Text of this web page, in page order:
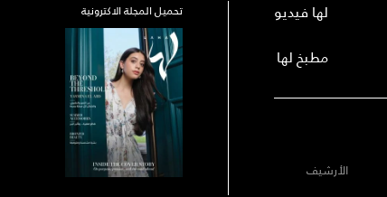
لها فيديو
مطبخ لها
الأرشيف
تحميل المجلة الاكترونية